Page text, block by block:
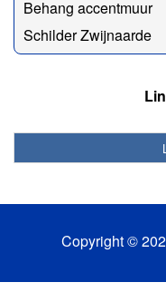
Behang accentmuur
Schilder Zwijnaarde
Copyright ©